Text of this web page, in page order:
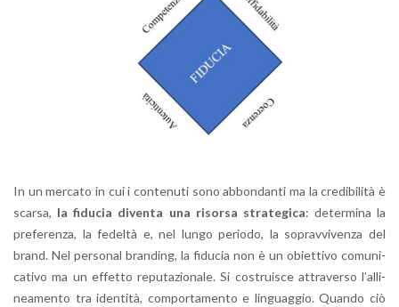
In un mer­ca­to in cui i con­te­nu­ti sono ab­bon­dan­ti ma la cre­di­bi­li­tà è
scar­sa, la fi­du­cia di­ven­ta una ri­sor­sa stra­te­gi­ca: de­ter­mi­na la
pre­fe­ren­za, la fe­del­tà e, nel lungo pe­rio­do, la so­prav­vi­ven­za del
brand. Nel per­so­nal bran­ding, la fi­du­cia non è un obiet­ti­vo co­mu­ni­
ca­ti­vo ma un ef­fet­to re­pu­ta­zio­na­le. Si co­strui­sce at­tra­ver­so l’al­li­
nea­men­to tra iden­ti­tà, com­por­ta­men­to e lin­guag­gio. Quan­do ciò